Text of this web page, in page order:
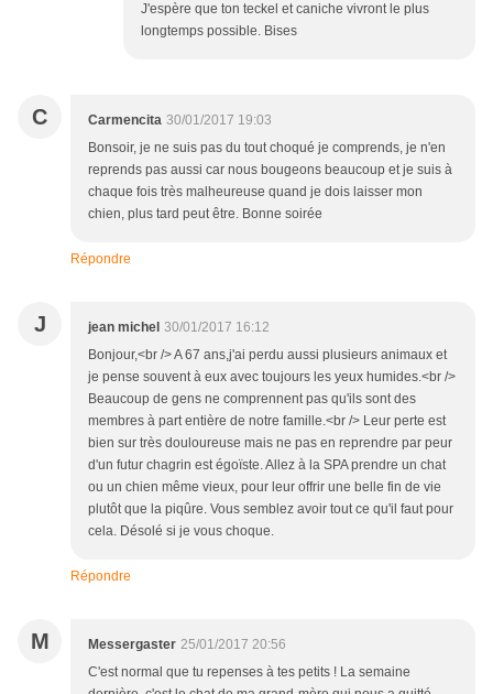
J'espère que ton teckel et caniche vivront le plus
longtemps possible. Bises
C Carmencita 30/01/2017 19:03
Bonsoir, je ne suis pas du tout choqué je comprends, je n'en
reprends pas aussi car nous bougeons beaucoup et je suis à
chaque fois très malheureuse quand je dois laisser mon
chien, plus tard peut être. Bonne soirée
Répondre
J jean michel 30/01/2017 16:12
Bonjour,<br /> A 67 ans,j'ai perdu aussi plusieurs animaux et
je pense souvent à eux avec toujours les yeux humides.<br />
Beaucoup de gens ne comprennent pas qu'ils sont des
membres à part entière de notre famille.<br /> Leur perte est
bien sur très douloureuse mais ne pas en reprendre par peur
d'un futur chagrin est égoïste. Allez à la SPA prendre un chat
ou un chien même vieux, pour leur offrir une belle fin de vie
plutôt que la piqûre. Vous semblez avoir tout ce qu'il faut pour
cela. Désolé si je vous choque.
Répondre
M Messergaster 25/01/2017 20:56
C'est normal que tu repenses à tes petits ! La semaine